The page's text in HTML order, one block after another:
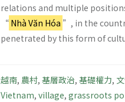
relations and multiple
“ Nhà Văn Hóa ”, in the
penetrated by this form of
越南, 農村, 基層政治, 基礎權力,
Vietnam, village, grassroots